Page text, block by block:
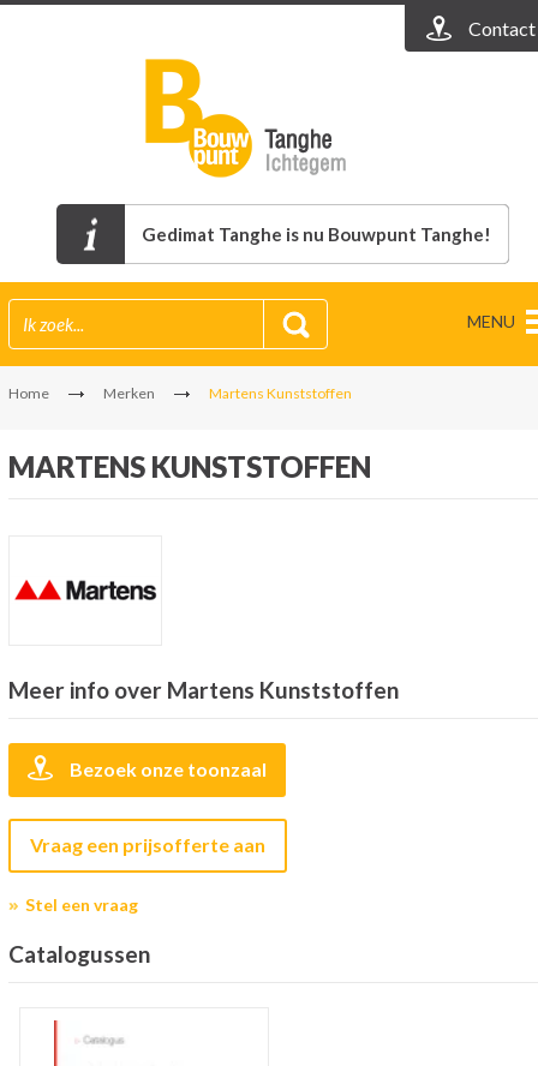
Contact
Gedimat Tanghe is nu Bouwpunt Tanghe!
MENU
Home Merken Martens Kunststoffen
MARTENS KUNSTSTOFFEN
Meer info over Martens Kunststoffen
Bezoek onze toonzaal
Vraag een prijsofferte aan
Stel een vraag
Catalogussen